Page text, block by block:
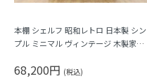
本棚 シェルフ 昭和レトロ 日本製 シン
プル ミニマル ヴィンテージ 木製家具
68,200円 (税込)